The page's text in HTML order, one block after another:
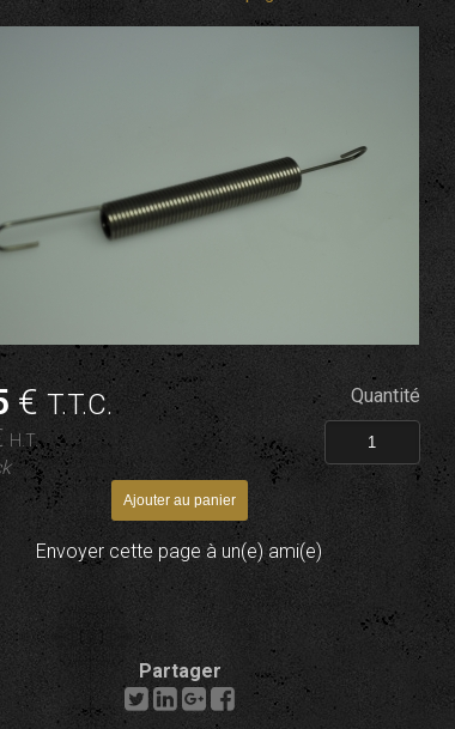
€T.T.C.
H.T.
Quantité
Envoyer cette page à un(e) ami(e)
Partager